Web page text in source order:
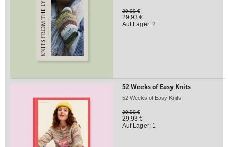
39,90 €
29,93 €
Auf Lager: 2
52 Weeks of Easy Knits
52 Weeks of Easy Knits
39,90 €
29,93 €
Auf Lager: 1